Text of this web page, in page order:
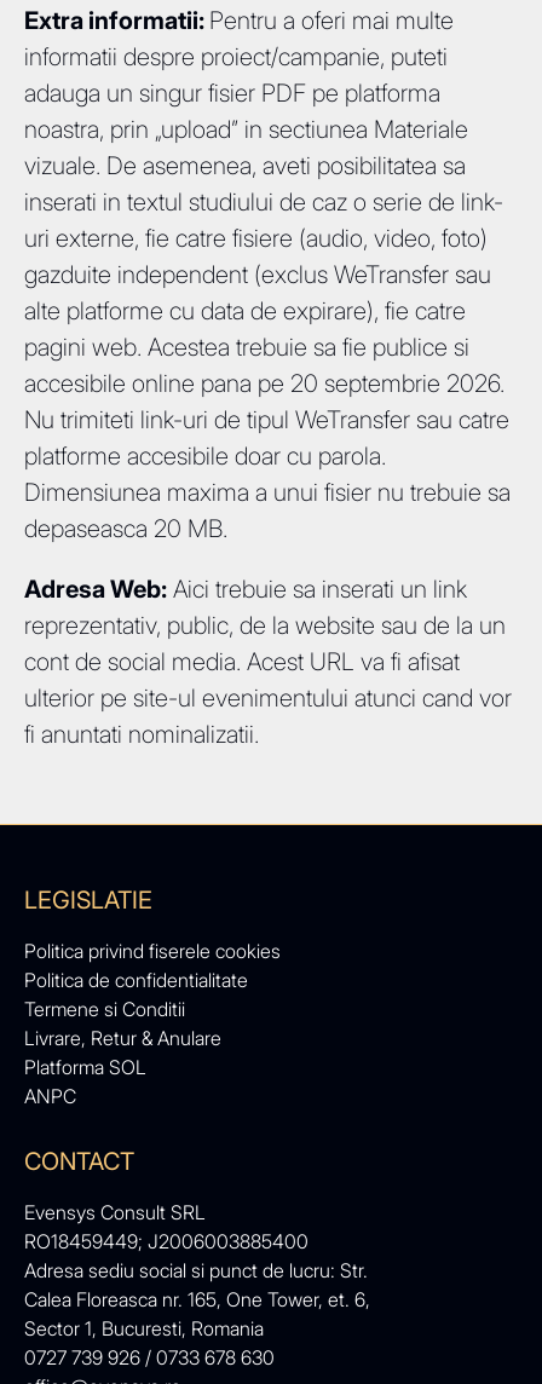
Extra informatii:Pentru a oferi mai multe
informatii despre proiect/campanie, puteti
adauga un singur fisier PDF pe platforma
noastra, prin „upload” in sectiunea Materiale
vizuale. De asemenea, aveti posibilitatea sa
inserati in textul studiului de caz o serie de link-
uri externe, fie catre fisiere (audio, video, foto)
gazduite independent (exclus WeTransfer sau
alte platforme cu data de expirare), fie catre
pagini web. Acestea trebuie sa fie publice si
accesibile online pana pe 20 septembrie 2026.
Nu trimiteti link-uri de tipul WeTransfer sau catre
platforme accesibile doar cu parola.
Dimensiunea maxima a unui fisier nu trebuie sa
depaseasca 20 MB.
Adresa Web:Aici trebuie sa inserati un link
reprezentativ, public, de la website sau de la un
cont de social media. Acest URL va fi afisat
ulterior pe site-ul evenimentului atunci cand vor
fi anuntati nominalizatii.
LEGISLATIE
Politica privind fiserele cookies
Politica de confidentialitate
Termene si Conditii
Livrare, Retur & Anulare
Platforma SOL
ANPC
CONTACT
Evensys Consult SRL
RO18459449; J2006003885400
Adresa sediu social si punct de lucru: Str.
Calea Floreasca nr. 165, One Tower, et. 6,
Sector 1, Bucuresti, Romania
0727 739 926 / 0733 678 630